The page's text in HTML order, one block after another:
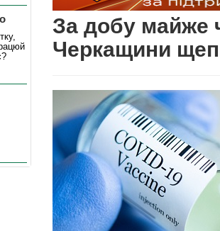
За добу майже
Черкащини